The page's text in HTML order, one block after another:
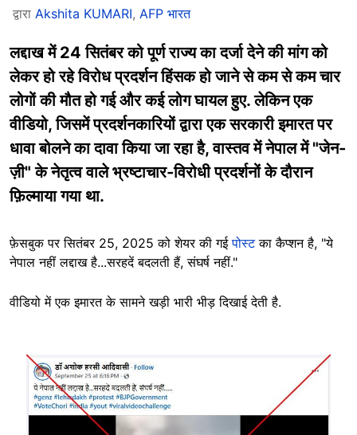
द्वारा Akshita KUMARI, AFP भारत
लद्दाख में 24 सितंबर को पूर्ण राज्य का दर्जा देने की मांग को
लेकर हो रहे विरोध प्रदर्शन हिंसक हो जाने से कम से कम चार
लोगों की मौत हो गई और कई लोग घायल हुए. लेकिन एक
वीडियो, जिसमें प्रदर्शनकारियों द्वारा एक सरकारी इमारत पर
धावा बोलने का दावा किया जा रहा है, वास्तव में नेपाल में "जेन-
ज़ी" के नेतृत्व वाले भ्रष्टाचार-विरोधी प्रदर्शनों के दौरान
फ़िल्माया गया था.
फ़ेसबुक पर सितंबर 25, 2025 को शेयर की गईपोस्टका कैप्शन है, "ये
नेपाल नहीं लद्दाख है...सरहदें बदलती हैं, संघर्ष नहीं."
वीडियो में एक इमारत के सामने खड़ी भारी भीड़ दिखाई देती है.
Image